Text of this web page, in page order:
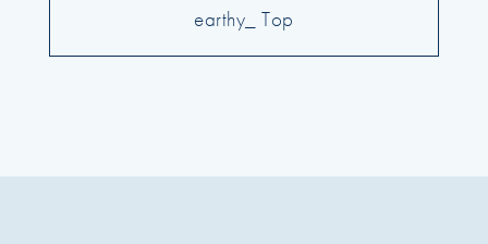
earthy_ Top